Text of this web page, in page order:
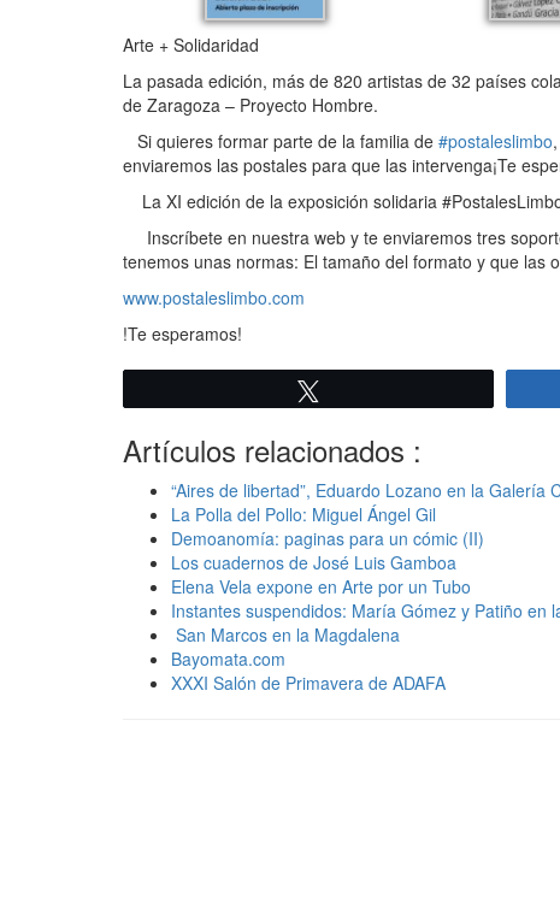
Arte + Solidaridad
La pasada edición, más de 820 artistas de 32 países
de Zaragoza – Proyecto Hombre.
Si quieres formar parte de la familia de #postaleslimbo
enviaremos las postales para que las intervenga¡Te
La XI edición de la exposición solidaria
Inscríbete en nuestra web y te enviaremos tres
tenemos unas normas: El tamaño del formato y que
www.postaleslimbo.com
!Te esperamos!
Artículos relacionados :
“Aires de libertad”, Eduardo Lozano en la Galería
La Polla del Pollo: Miguel Ángel Gil
Demoanomía: paginas para un cómic (II)
Los cuadernos de José Luis Gamboa
Elena Vela expone en Arte por un Tubo
Instantes suspendidos: María Gómez y Patiño en
San Marcos en la Magdalena
Bayomata.com
XXXI Salón de Primavera de ADAFA